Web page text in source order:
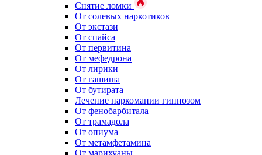
Снятие ломки
От солевых наркотиков
От экстази
От спайса
От первитина
От мефедрона
От лирики
От гашиша
От бутирата
Лечение наркомании гипнозом
От фенобарбитала
От трамадола
От опиума
От метамфетамина
От марихуаны